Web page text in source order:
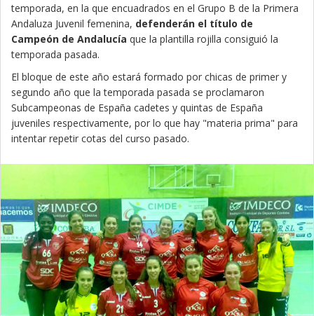
temporada, en la que encuadrados en el Grupo B de la Primera
Andaluza Juvenil femenina, defenderán el título de
Campeón de Andalucía que la plantilla rojilla consiguió la
temporada pasada.
El bloque de este año estará formado por chicas de primer y
segundo año que la temporada pasada se proclamaron
Subcampeonas de España cadetes y quintas de España
juveniles respectivamente, por lo que hay "materia prima" para
intentar repetir cotas del curso pasado.